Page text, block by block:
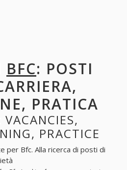
BFC: POSTI
PRATICA
VACANCIES,
PRACTICE
per Bfc. Alla ricerca di posti di